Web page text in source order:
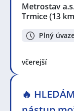
Metrostav
Trmice(13
Plný
včerejší
🔥